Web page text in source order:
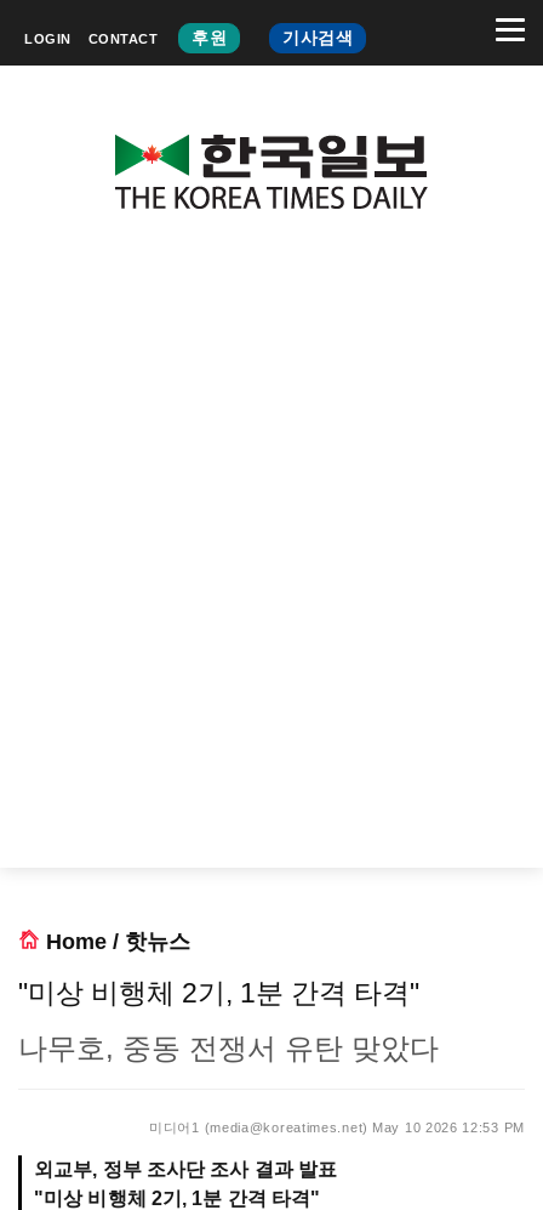
LOGIN CONTACT 후원 기사검색
Home / 핫뉴스
"미상 비행체 2기, 1분 간격 타격"
나무호, 중동 전쟁서 유탄 맞았다
미디어1 (media@koreatimes.net) May 10 2026 12:53 PM
외교부, 정부 조사단 조사 결과 발표
"미상 비행체 2기, 1분 간격 타격"